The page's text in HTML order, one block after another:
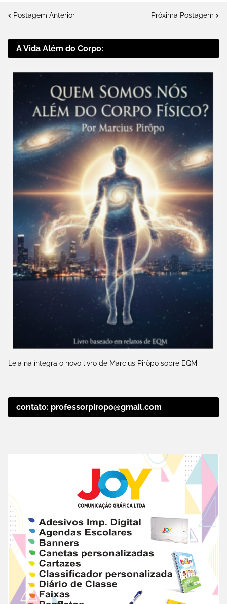
Postagem Anterior Próxima Postagem
A Vida Além do Corpo:
Leia na íntegra o novo livro de Marcius Pirôpo sobre EQM
contato: professorpiropo@gmail.com